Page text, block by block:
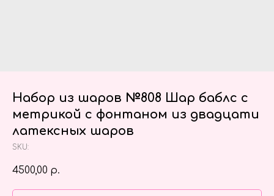
Набор из шаров №808 Шар баблс с
метрикой с фонтаном из двадцати
латексных шаров
SKU:
4500,00 р.